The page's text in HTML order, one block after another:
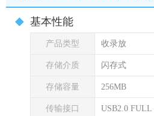
基本性能
产品类型 收录放
存储介质 闪存式
存储容量 256MB
传输接口 USB2.0 FULL